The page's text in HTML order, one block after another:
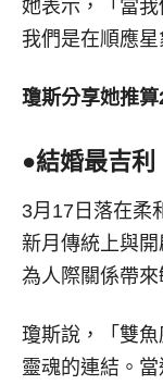
她表示，「當我
我們是在順應星
瓊斯分享她推算
●結婚最吉利
3月17日落在柔
新月傳統上與
為人際關係帶來
瓊斯說，「雙
靈魂的連結。